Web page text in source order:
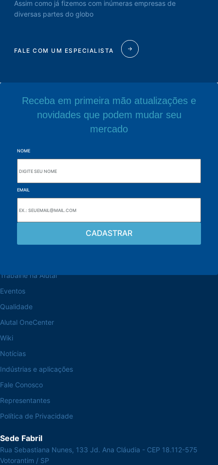
Assim como já fizemos com inúmeras empresas de
diversas partes do globo
FALE COM UM ESPECIALISTA
Receba em primeira mão atualizações e
novidades que podem mudar seu
mercado
NOME
EMAIL
Navegue pelo site
Trabalhe na Alutal
Eventos
Qualidade
Alutal OneCenter
Wiki
Notícias
Indústrias e aplicações
Fale Conosco
Representantes
Política de Privacidade
Sede Fabril
Rua Sebastiana Nunes, 133 Jd. Ana Cláudia - CEP 18.112-575
Votorantim / SP